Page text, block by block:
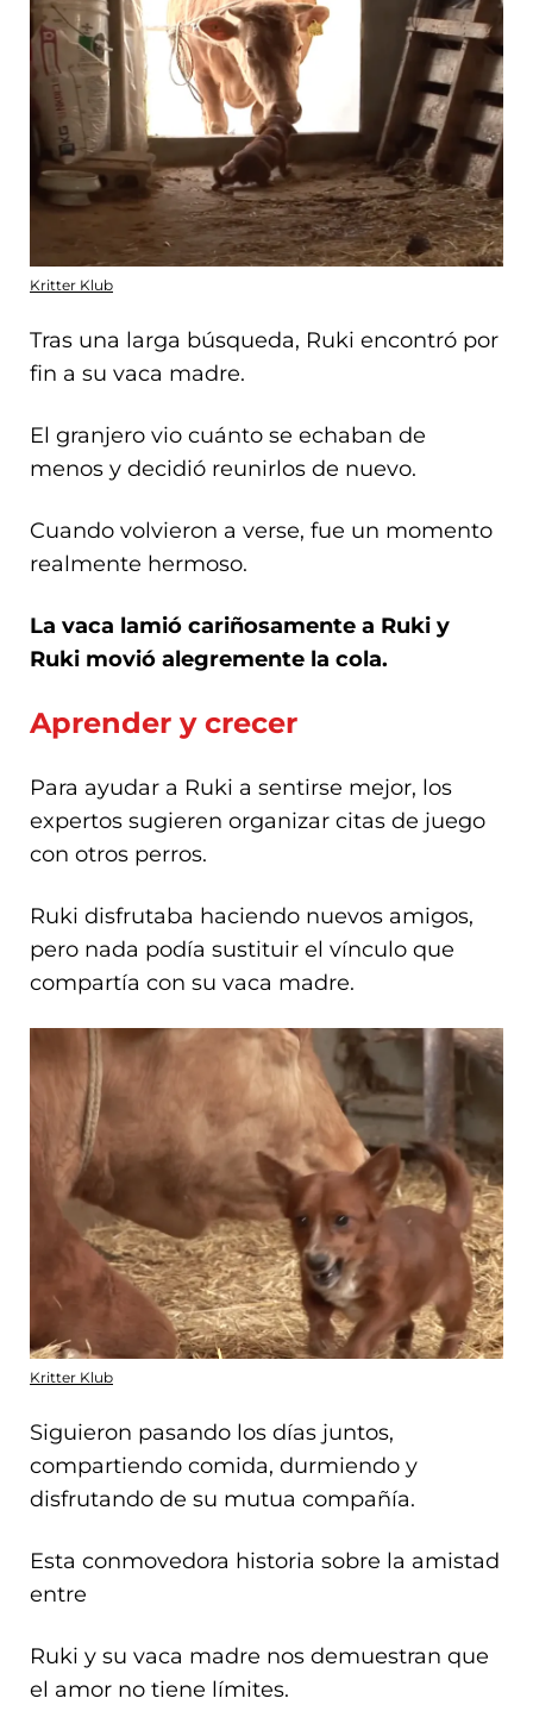
Kritter Klub
Tras una larga búsqueda, Ruki encontró por
fin a su vaca madre.
El granjero vio cuánto se echaban de
menos y decidió reunirlos de nuevo.
Cuando volvieron a verse, fue un momento
realmente hermoso.
La vaca lamió cariñosamente a Ruki y
Ruki movió alegremente la cola.
Aprender y crecer
Para ayudar a Ruki a sentirse mejor, los
expertos sugieren organizar citas de juego
con otros perros.
Ruki disfrutaba haciendo nuevos amigos,
pero nada podía sustituir el vínculo que
compartía con su vaca madre.
Kritter Klub
Siguieron pasando los días juntos,
compartiendo comida, durmiendo y
disfrutando de su mutua compañía.
Esta conmovedora historia sobre la amistad
entre
Ruki y su vaca madre nos demuestran que
el amor no tiene límites.